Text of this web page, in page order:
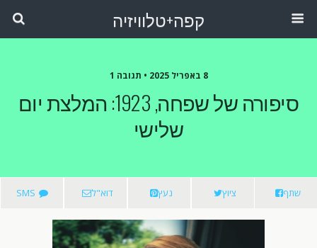
קפה+טלוויזיה
8 באפריל 2025 • תגובה 1
סיפורה של שפחה, 1923: המלצת יום
שלישי
שתף ציוץ נעץ דוא"ל SMS